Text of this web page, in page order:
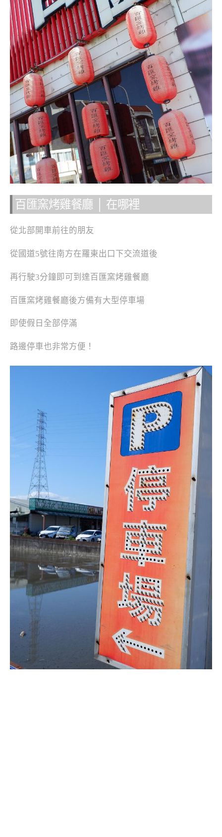
百匯窯烤雞餐廳 │ 在哪裡
從北部開車前往的朋友
從國道5號往南方在羅東出口下交流道後
再行駛3分鐘即可到達百匯窯烤雞餐廳
百匯窯烤雞餐廳後方備有大型停車場
即使假日全部停滿
路邊停車也非常方便！